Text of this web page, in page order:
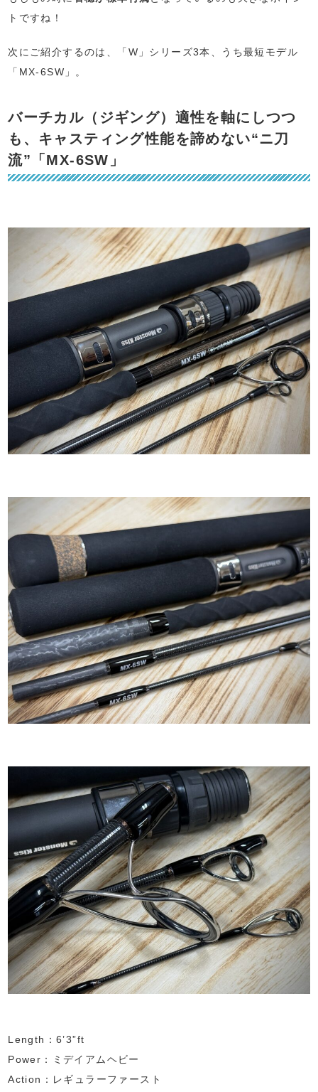
トですね！
次にご紹介するのは、「W」シリーズ3本、うち最短モデル
「MX-6SW」。
バーチカル（ジギング）適性を軸にしつつ
も、キャスティング性能を諦めない“ニ刀
流”「MX-6SW」
Length：6’3”ft
Power：ミデイアムヘビー
Action：レギュラーファースト